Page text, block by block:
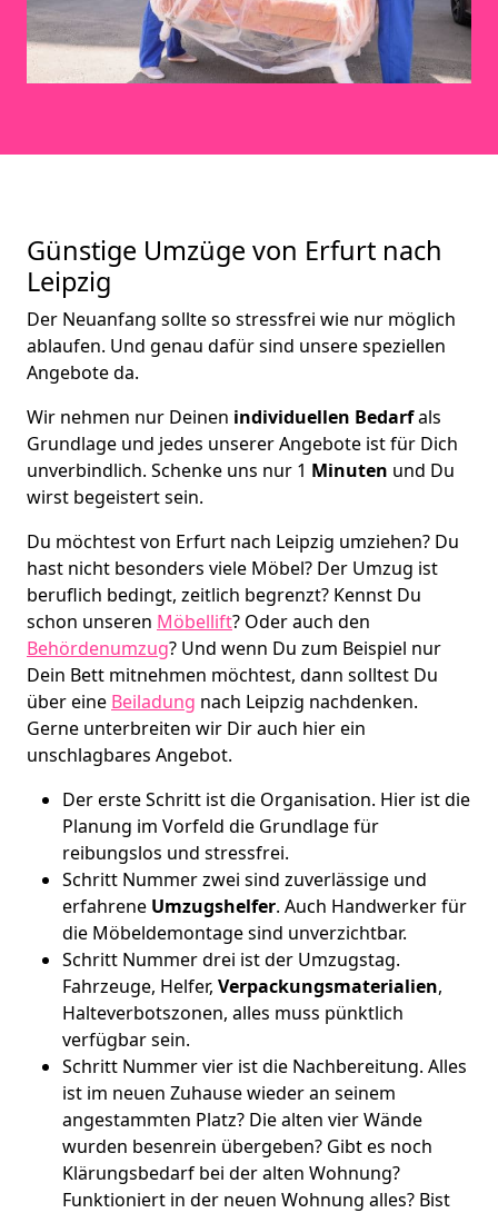
Günstige Umzüge von Erfurt nach
Leipzig
Der Neuanfang sollte so stressfrei wie nur möglich
ablaufen. Und genau dafür sind unsere speziellen
Angebote da.
Wir nehmen nur Deinen individuellen Bedarfals
Grundlage und jedes unserer Angebote ist für Dich
unverbindlich. Schenke uns nur 1 Minuten und Du
wirst begeistert sein.
Du möchtest von Erfurt nach Leipzig umziehen? Du
hast nicht besonders viele Möbel? Der Umzug ist
beruflich bedingt, zeitlich begrenzt? Kennst Du
schon unseren Möbellift? Oder auch den
Behördenumzug? Und wenn Du zum Beispiel nur
Dein Bett mitnehmen möchtest, dann solltest Du
über eine Beiladung nach Leipzig nachdenken.
Gerne unterbreiten wir Dir auch hier ein
unschlagbares Angebot.
Der erste Schritt ist die Organisation. Hier ist die
Planung im Vorfeld die Grundlage für
reibungslos und stressfrei.
Schritt Nummer zwei sind zuverlässige und
erfahrene Umzugshelfer. Auch Handwerker für
die Möbeldemontage sind unverzichtbar.
Schritt Nummer drei ist der Umzugstag.
Fahrzeuge, Helfer, Verpackungsmaterialien,
Halteverbotszonen, alles muss pünktlich
verfügbar sein.
Schritt Nummer vier ist die Nachbereitung. Alles
ist im neuen Zuhause wieder an seinem
angestammten Platz? Die alten vier Wände
wurden besenrein übergeben? Gibt es noch
Klärungsbedarf bei der alten Wohnung?
Funktioniert in der neuen Wohnung alles? Bist